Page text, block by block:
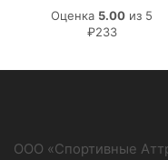
Оценка 5.00 из 5
₽233
ООО «Спортивные